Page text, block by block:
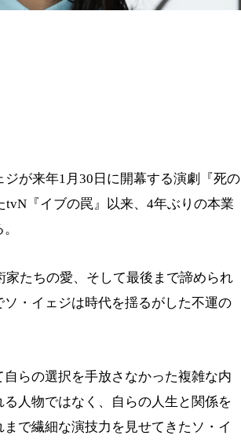
が来年1月30日に開幕する演劇『死の
『イブの罠』以来、4年ぶりの本業
たちの愛、そして最後まで諦められ
・イェジは時代を揺るがした不運の
らの選択を手放さなかった複雑な内
人物ではなく、自らの人生と関係を
で繊細な演技力を見せてきたソ・イ